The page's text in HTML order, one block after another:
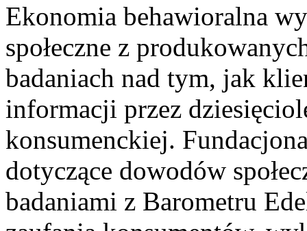
Ekonomia behawioralna
społeczne z
badaniach nad tym, jak
informacji przez
konsumenckiej.
dotyczące dowodów
badaniami z Barometru